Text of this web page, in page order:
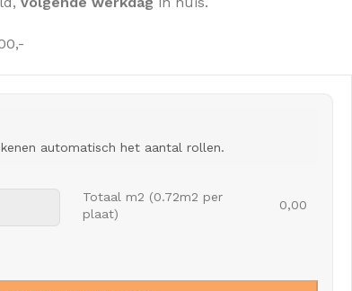
automatisch het aantal rollen.
Totaal m2 (0.72m2 per
plaat)
0,00